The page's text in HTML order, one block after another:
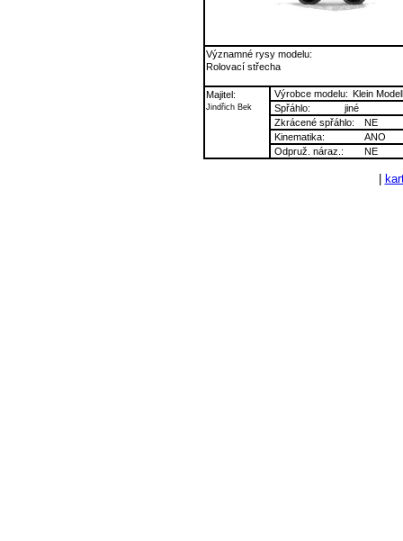
Významné rysy modelu:
Rolovací střecha
Majitel:
Jindřich Bek
Výrobce modelu: Klein
Spřáhlo:
jiné
Zkrácené spřáhlo:
NE
Kinematika:
ANO
Odpruž. náraz.:
NE